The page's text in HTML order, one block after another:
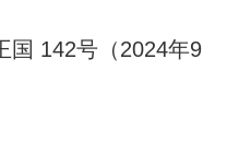
国 142号（2024年9